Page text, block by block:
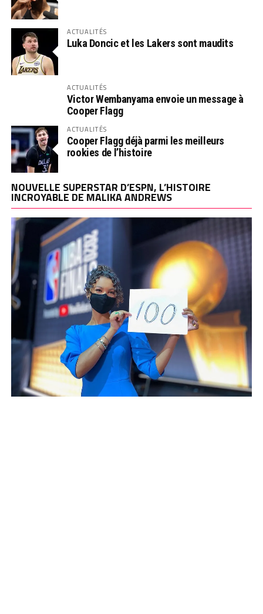
ACTUALITÉS
Luka Doncic et les Lakers sont maudits
ACTUALITÉS
Victor Wembanyama envoie un message à
Cooper Flagg
ACTUALITÉS
Cooper Flagg déjà parmi les meilleurs
rookies de l’histoire
NOUVELLE SUPERSTAR D’ESPN, L’HISTOIRE
INCROYABLE DE MALIKA ANDREWS